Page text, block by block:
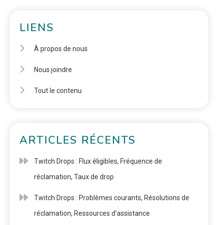
LIENS
À propos de nous
Nous joindre
Tout le contenu
ARTICLES RÉCENTS
Twitch Drops : Flux éligibles, Fréquence de
réclamation, Taux de drop
Twitch Drops : Problèmes courants, Résolutions de
réclamation, Ressources d’assistance